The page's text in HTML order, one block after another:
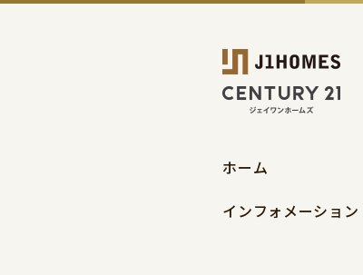
ホーム
インフォメーション